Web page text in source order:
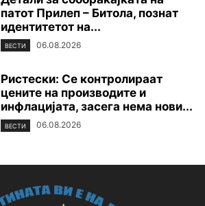
патот Прилеп – Битола, познат
идентитетот на...
ВЕСТИ 06.08.2026
Ристески: Се контролираат
цените на производите и
инфлацијата, засега нема нови...
ВЕСТИ 06.08.2026